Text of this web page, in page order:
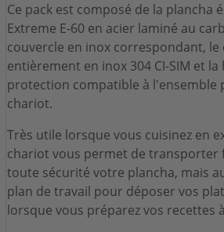
Ce pack est composé de la plancha
Extreme E-60 en acier laminé au
couvercle en inox correspondant, le
entièrement en inox 304 CI-SIM et la
protection compatible à l'ensemble
chariot.
Très utile lorsque vous cuisinez en
chariot vous permet de transporter
toute sécurité votre plancha, mais
plan de travail pour déposer vos
lorsque vous préparez vos recettes